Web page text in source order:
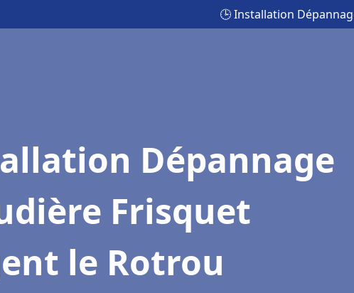
🕒 Installation
Dépannage
Frisquet
le Rotrou